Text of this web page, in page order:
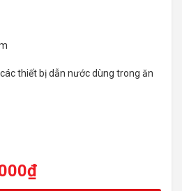
các thiết bị dẫn nước dùng trong ăn
₫